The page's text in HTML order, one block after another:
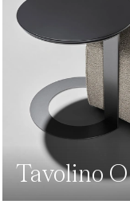
Tavolino